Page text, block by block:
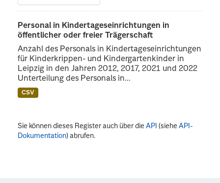
Personal in Kindertageseinrichtungen in
öffentlicher oder freier Trägerschaft
Anzahl des Personals in Kindertageseinrichtungen
für Kinderkrippen- und Kindergartenkinder in
Leipzig in den Jahren 2012, 2017, 2021 und 2022
Unterteilung des Personals in...
CSV
Sie können dieses Register auch über dieAPI (sieheAPI-
Dokumentation) abrufen.